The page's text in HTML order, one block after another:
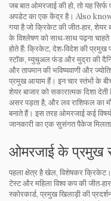
जब बातओमरजाईकी हो, तो यह
अपडेट का एक केंद्र है। Also
गया है जो क्रिकेट की जीत‑हार,
के विश्लेषण को साथ‑साथ पढ़ना चाहते
होते हैं: क्रिकेट, देश‑विदेश की प्रमुख
स्टॉक, म्युचुअल फंड और मुद्रा की
और तापमान की भविष्यवाणीऔर
प्रमुख आयाम हैं। इन चार स्तंभों के
शेयर बाजार को सकारात्मक दिशा
असर पड़ता है, और लव राशिफल का
बनाते हैं। इस तरह ओमरजाई कई
जानकारी का एक सुसंगत पैकेज
ओमरजाई के प्रमुख
पहला क्षेत्र है खेल, विशेषकरक्रिकेट
टेस्ट और महिला विश्व कप की
स्कोरकार्ड, प्रमुख खिलाड़ी की